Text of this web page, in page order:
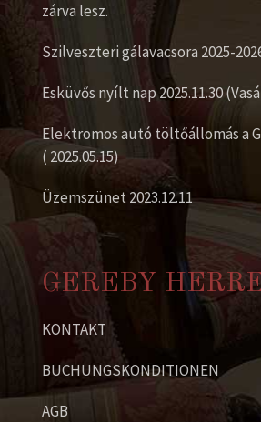
zárva lesz.
Szilveszteri gálavacsora 2025-
Esküvős nyílt nap 2025.11.30
Elektromos autó töltőállomás a
( 2025.05.15)
Üzemszünet 2023.12.11
GEREBY
KONTAKT
BUCHUNGSKONDITIONEN
AGB